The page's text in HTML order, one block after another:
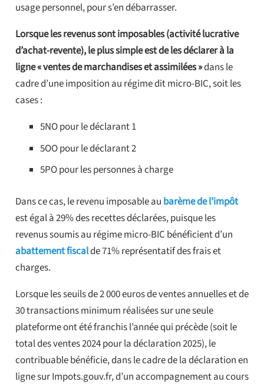
usage personnel, pour s’en débarrasser.
Lorsque les revenus sont imposables (activité lucrative
d’achat-revente), le plus simple est de les déclarer à la
ligne « ventes de marchandises et assimilées »dans le
cadre d’une imposition au régime dit micro-BIC, soit les
cases :
5NO pour le déclarant 1
5OO pour le déclarant 2
5PO pour les personnes à charge
Dans ce cas, le revenu imposable au barème de l’impôt
est égal à 29% des recettes déclarées, puisque les
revenus soumis au régime micro-BIC bénéficient d’un
abattement fiscalde 71% représentatif des frais et
charges.
Lorsque les seuils de 2 000 euros de ventes annuelles et de
30 transactions minimum réalisées sur une seule
plateforme ont été franchis l’année qui précède (soit le
total des ventes 2024 pour la déclaration 2025), le
contribuable bénéficie, dans le cadre de la déclaration en
ligne sur Impots.gouv.fr, d’un accompagnement au cours